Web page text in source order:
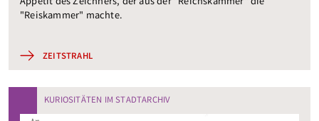
"Reiskammer" machte.
ZEITSTRAHL
KURIOSITÄTEN IM STADTARCHIV